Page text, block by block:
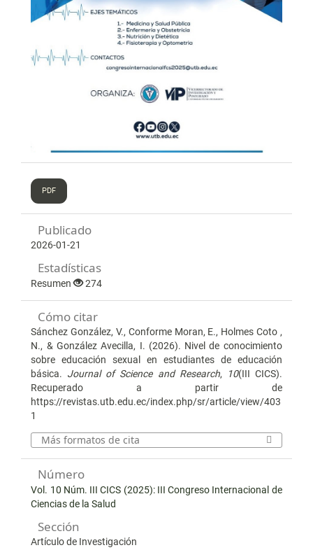
PDF
Publicado
2026-01-21
Estadísticas
Resumen 274
Cómo citar
Sánchez González, V., Conforme Moran, E., Holmes Coto ,
N., & González Avecilla, I. (2026). Nivel de conocimiento
sobre educación sexual en estudiantes de educación
básica. Journal of Science and Research, 10(III CICS).
Recuperado a partir de
https://revistas.utb.edu.ec/index.php/sr/article/view/403
1
Más formatos de cita
Número
Vol. 10 Núm. III CICS (2025): III Congreso Internacional de
Ciencias de la Salud
Sección
Artículo de Investigación